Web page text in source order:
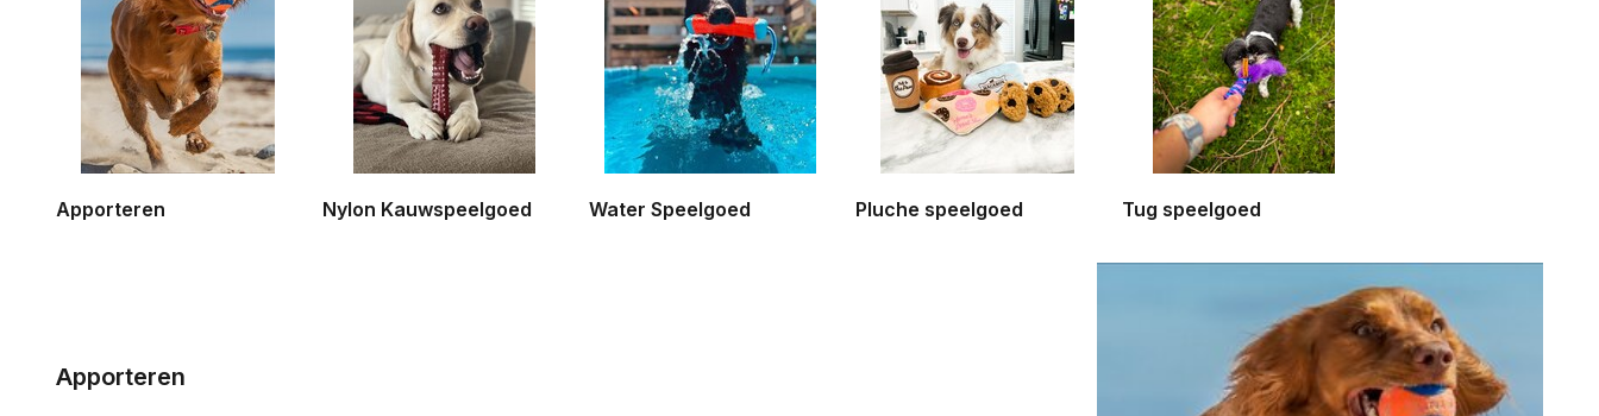
Apporteren Nylon Kauwspeelgoed Water Speelgoed Pluche speelgoed Tug speelgoed
Apporteren